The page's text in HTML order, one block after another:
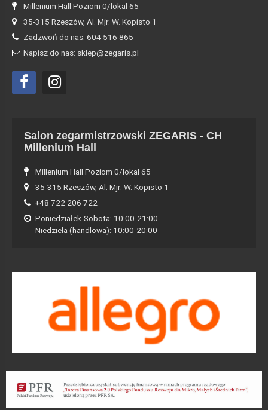
Millenium Hall Poziom 0/lokal 65
35-315 Rzeszów, Al. Mjr. W. Kopisto 1
Zadzwoń do nas: 604 516 865
Napisz do nas: sklep@zegaris.pl
Salon zegarmistrzowski ZEGARIS - CH
Millenium Hall
Millenium Hall Poziom 0/lokal 65
35-315 Rzeszów, Al. Mjr. W. Kopisto 1
+48 722 206 722
Poniedziałek-Sobota: 10:00-21:00
Niedziela (handlowa): 10:00-20:00